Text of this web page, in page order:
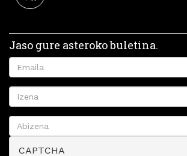
Jaso gure asteroko buletina.
CAPTCHA